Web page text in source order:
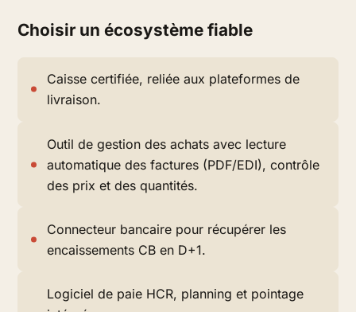
Choisir un écosystème fiable
Caisse certifiée, reliée aux plateformes de
livraison.
Outil de gestion des achats avec lecture
automatique des factures (PDF/EDI), contrôle
des prix et des quantités.
Connecteur bancaire pour récupérer les
encaissements CB en D+1.
Logiciel de paie HCR, planning et pointage